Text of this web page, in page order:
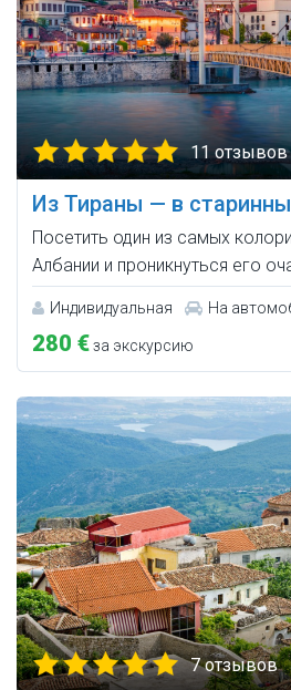
11 отзывов
Из Тираны — в
Посетить один из самых
Албании и проникнуться его
Индивидуальная На
280 €за экскурсию
7 отзывов